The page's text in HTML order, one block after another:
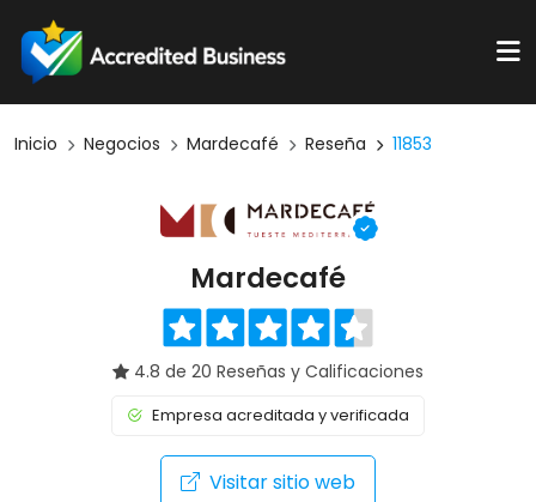
Inicio Negocios Mardecafé Reseña 11853
Mardecafé
4.8 de 20 Reseñas y Calificaciones
Empresa acreditada y verificada
Visitar sitio web